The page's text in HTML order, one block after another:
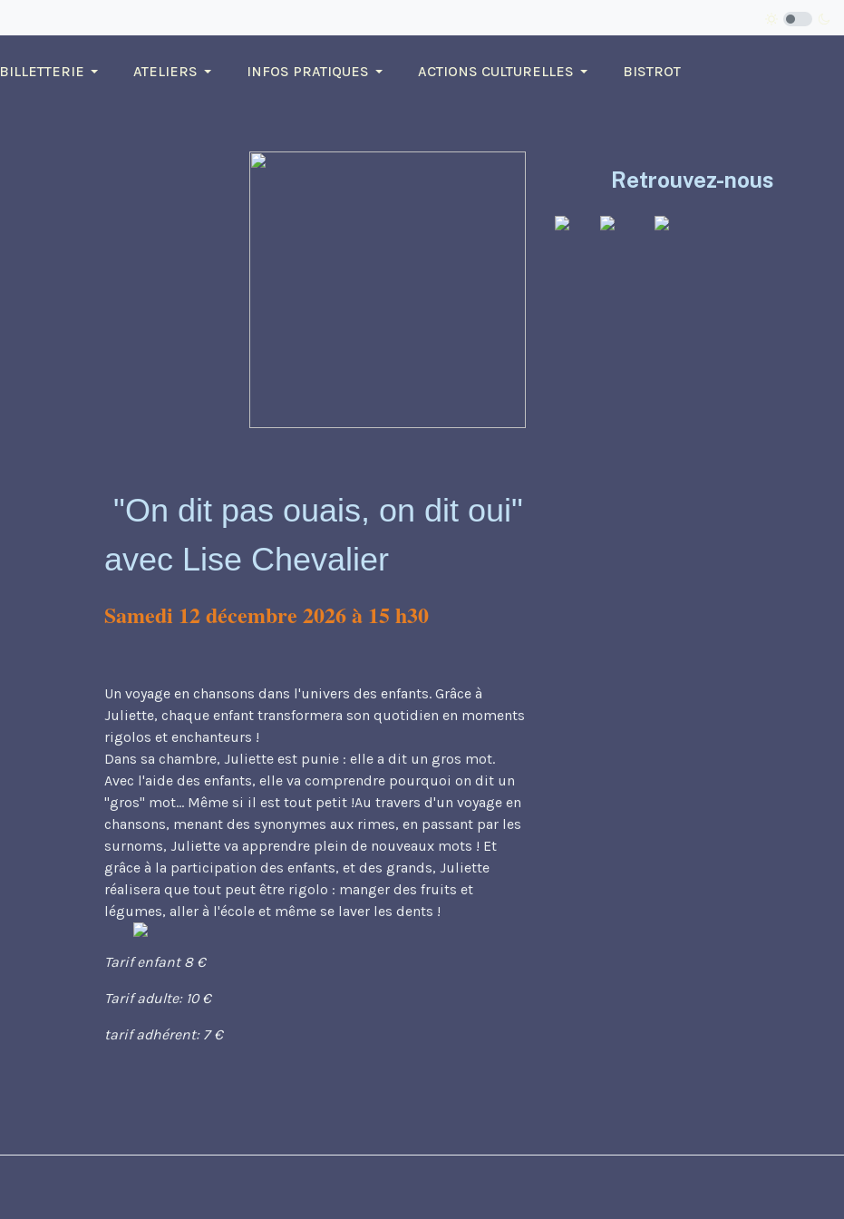
BILLETTERIE ATELIERS INFOS PRATIQUES ACTIONS CULTURELLES BISTROT
"On dit pas ouais, on dit oui"
avec Lise Chevalier
Samedi 12 décembre 2026 à 15 h30
Un voyage en chansons dans l'univers des enfants. Grâce à
Juliette, chaque enfant transformera son quotidien en moments
rigolos et enchanteurs !
Dans sa chambre, Juliette est punie : elle a dit un gros mot.
Avec l'aide des enfants, elle va comprendre pourquoi on dit un
"gros" mot... Même si il est tout petit !Au travers d'un voyage en
chansons, menant des synonymes aux rimes, en passant par les
surnoms, Juliette va apprendre plein de nouveaux mots ! Et
grâce à la participation des enfants, et des grands, Juliette
réalisera que tout peut être rigolo : manger des fruits et
légumes, aller à l'école et même se laver les dents !
Tarif enfant 8 €
Tarif adulte: 10 €
tarif adhérent: 7 €
Retrouvez-nous